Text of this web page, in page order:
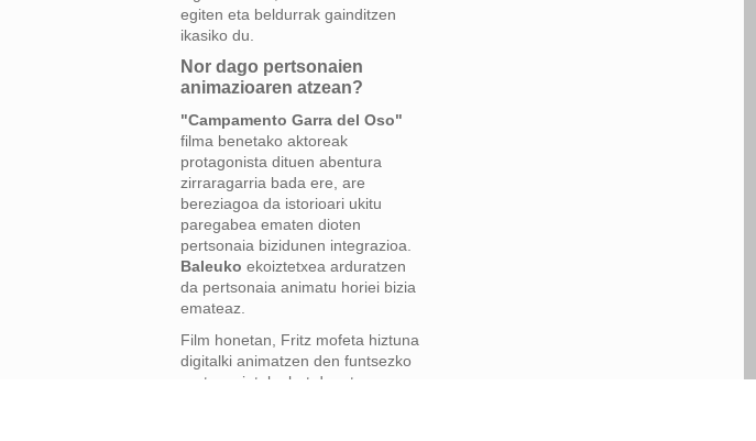
egiten eta beldurrak gainditzen
ikasiko du.
Nor dago pertsonaien
animazioaren atzean?
"Campamento Garra del Oso"
filma benetako aktoreak
protagonista dituen abentura
zirraragarria bada ere, are
bereziagoa da istorioari ukitu
paregabea ematen dioten
pertsonaia bizidunen integrazioa.
Baleuko ekoiztetxea arduratzen
da pertsonaia animatu horiei bizia
emateaz.
Film honetan, Fritz mofeta hiztuna
digitalki animatzen den funtsezko
pertsonaietako bat da, eta